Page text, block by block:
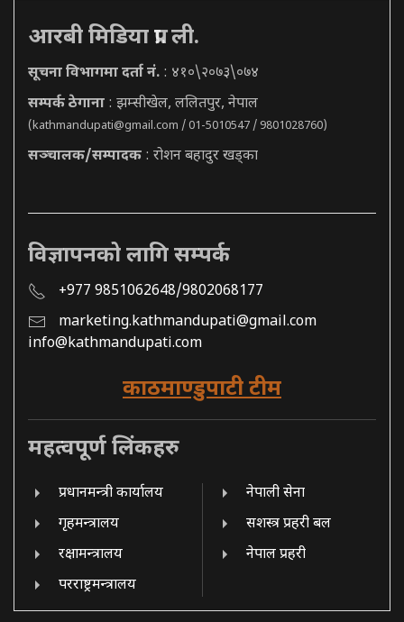
आरबी मिडिया प्रा. ली.
सूचना विभागमा दर्ता नं. : ४१०\२०७३\०७४
सम्पर्क ठेगाना : झम्सीखेल, ललितपुर, नेपाल
(kathmandupati@gmail.com / 01-5010547 / 9801028760)
सञ्चालक/सम्पादक : रोशन बहादुर खड्का
विज्ञापनको लागि सम्पर्क
+977 9851062648/9802068177
marketing.kathmandupati@gmail.com
info@kathmandupati.com
काठमाण्डुपाटी टीम
महत्वपूर्ण लिंकहरु
प्रधानमन्त्री कार्यालय
गृहमन्त्रालय
रक्षामन्त्रालय
परराष्ट्रमन्त्रालय
नेपाली सेना
सशस्त्र प्रहरी बल
नेपाल प्रहरी